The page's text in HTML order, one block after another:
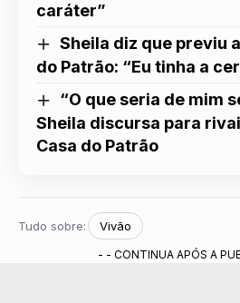
caráter”
Sheila diz que previu
do Patrão: “Eu tinha a
“O que seria de mim
Sheila discursa para
Casa do Patrão
Tudo sobre: Vivão
- - CONTINUA APÓS A